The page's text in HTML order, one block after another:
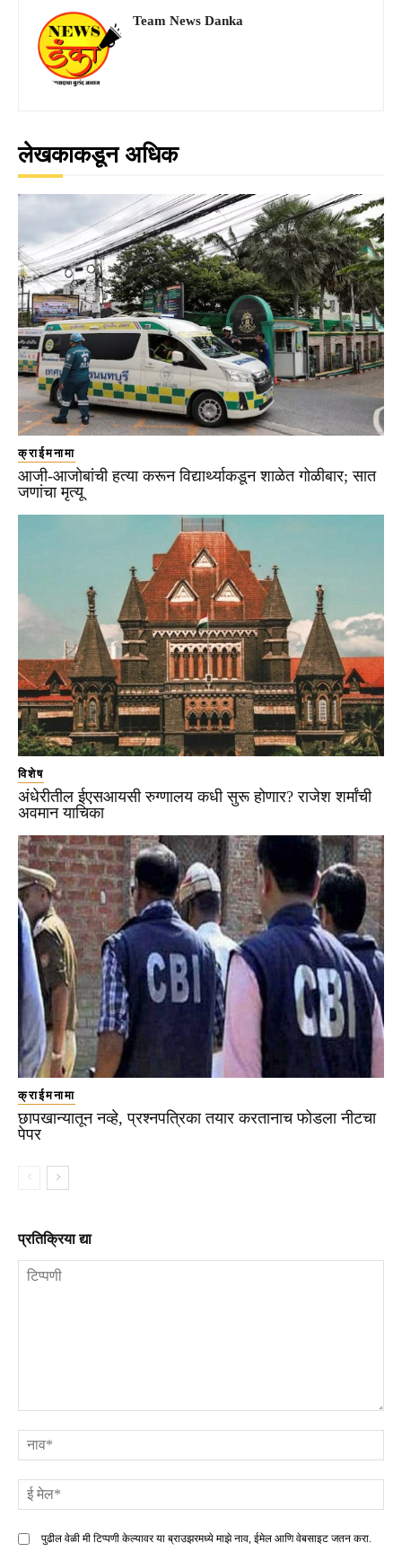
Team News Danka
लेखकाकडून अधिक
क्राईमनामा
आजी-आजोबांची हत्या करून विद्यार्थ्याकडून शाळेत गोळीबार; सात
जणांचा मृत्यू
विशेष
अंधेरीतील ईएसआयसी रुग्णालय कधी सुरू होणार? राजेश शर्मांची
अवमान याचिका
क्राईमनामा
छापखान्यातून नव्हे, प्रश्नपत्रिका तयार करतानाच फोडला नीटचा
पेपर
प्रतिक्रिया द्या
पुढील वेळी मी टिप्पणी केल्यावर या ब्राउझरमध्ये माझे नाव, ईमेल आणि वेबसाइट जतन करा.